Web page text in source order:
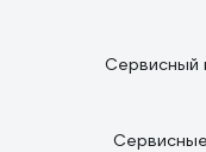
Сервисный